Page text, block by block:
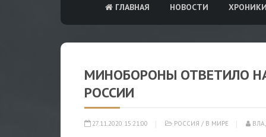
ГЛАВНАЯ НОВОСТИ
МИНОБОРОНЫ ОТВЕТИЛО
РОССИИ
27.11.2020 15:21:00 РОССИЯ / В МИРЕ